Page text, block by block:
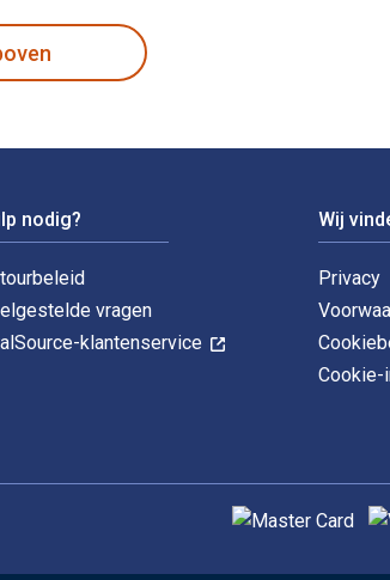
nodig?
vragen
klantenservice
Wij
Privacy
Cookie-
Ondersteunde